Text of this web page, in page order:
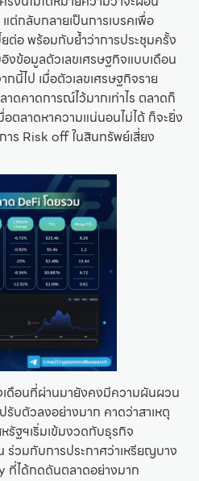
ต่กลับกลายเป็นการเบรคเพื่อ
อ พร้อมกับย้ำว่าการประชุมครั้ง
งข้อมูลตัวเลขเศรษฐกิจแบบเดือน
นี้ไป เมื่อตัวเลขเศรษฐกิจราย
ดคาดการณ์ไว้มากเท่าไร ตลาดก็
ตลาดหาความแน่นอนไม่ได้ ก็จะยิ่ง
ร Risk off ในสินทรัพย์เสี่ยง
ดือนที่ผ่านมายังคงมีความผันผวน
บตัวลงอย่างมาก คาดว่าสาเหตุ
รัฐฯเริ่มเข้มงวดกับธุรกิจ
วมกับการประกาศว่าเหรียญบาง
ที่ได้กดดันตลาดอย่างมาก